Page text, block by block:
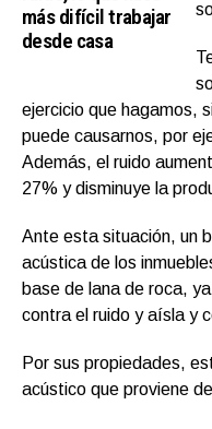
más difícil trabajar
desde casa
ejercicio que hagamos,
puede causarnos, por
Además, el ruido
27% y disminuye la
Ante esta situación, un
acústica de los
base de lana de roca,
contra el ruido y aísla y
Por sus propiedades,
acústico que proviene